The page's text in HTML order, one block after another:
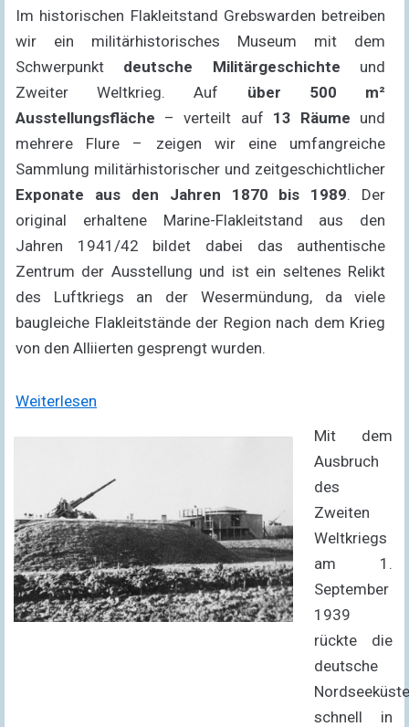
Im historischen Flakleitstand Grebswarden betreiben
wir ein militärhistorisches Museum mit dem
Schwerpunkt deutsche Militärgeschichte und
Zweiter Weltkrieg. Auf über 500 m²
Ausstellungsfläche – verteilt auf 13 Räume und
mehrere Flure – zeigen wir eine umfangreiche
Sammlung militärhistorischer und zeitgeschichtlicher
Exponate aus den Jahren 1870 bis 1989. Der
original erhaltene Marine-Flakleitstand aus den
Jahren 1941/42 bildet dabei das authentische
Zentrum der Ausstellung und ist ein seltenes Relikt
des Luftkriegs an der Wesermündung, da viele
baugleiche Flakleitstände der Region nach dem Krieg
von den Alliierten gesprengt wurden.
Weiterlesen
Mit dem
Ausbruch
des
Zweiten
Weltkriegs
am 1.
September
1939
rückte die
deutsche
schnell in